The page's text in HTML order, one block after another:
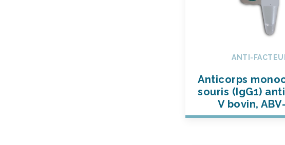
ANTI-
Anticorps
souris (IgG1)
V bovin,